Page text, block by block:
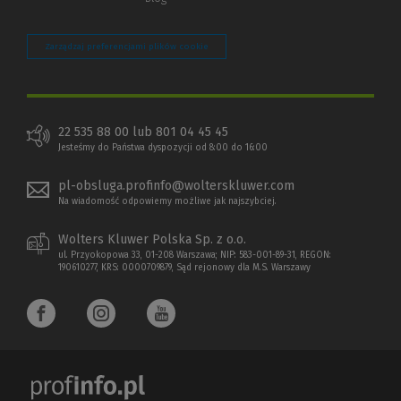
Zarządzaj preferencjami plików cookie
22 535 88 00 lub 801 04 45 45
Jesteśmy do Państwa dyspozycji od 8:00 do 16:00
pl-obsluga.profinfo@wolterskluwer.com
Na wiadomość odpowiemy możliwe jak najszybciej.
Wolters Kluwer Polska Sp. z o.o.
ul. Przyokopowa 33, 01-208 Warszawa; NIP: 583-001-89-31, REGON:
190610277, KRS: 0000709879, Sąd rejonowy dla M.S. Warszawy